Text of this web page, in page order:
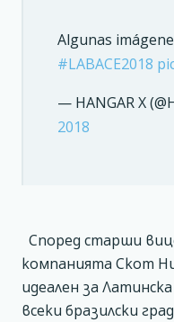
Algunas
#LABACE2018
— HANGAR X
2018
Според старши
компанията Скот
идеален за
всеки бразилски